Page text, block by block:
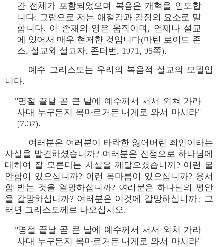
간 전체가 포함되었으며 복음은 개혁을 인도합
니다; 그럼으로 저는 애절감과 감정의 요소로 말
합니다. 이 존재의 영은 움직이며, 언제나 설교
에 있어서 매우 현저한 것입니다(마틴 로이드 존
스, 설교와 설교자, 존더번, 1971, 95쪽).
예수 그리스도는 우리의 복음적 설교의 모델입
니다.
"명절 끝날 곧 큰 날에 예수께서 서서 외쳐 가라
사대 누구든지 목마르거든 내게로 와서 마시라"
(7:37).
여러분은 여러분이 타락한 잃어버린 죄인이라는
사실을 발견하셨습니까? 여러분은 진정으로 하나님에
대하여 잘 모른다는 사실을 깨달으셨습니까? 이런 불
안함이 있으십니까? 이런 목마름이 있으십니까? 용서
함 받는 것을 열망하십니까? 여러분은 하나님의 평안
을 갈망하십니까? 여러분은 이것에 갈망하십니까? 그
러면 그리스도께로 나오십시오.
"명절 끝날 곧 큰 날에 예수께서 서서 외쳐 가라
사대 누구든지 목마르거든 내게로 와서 마시라"